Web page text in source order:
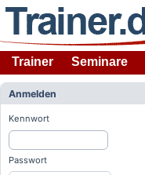
Trainer Seminare
Anmelden
Kennwort
Passwort